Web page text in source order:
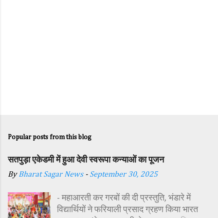
Popular posts from this blog
सतपुड़ा एकेडमी में हुआ देवी स्वरूपा कन्याओं का पूजन
ByBharat Sagar News - September 30, 2025
- महाआरती कर गरबों की दी प्रस्तुति, भंडारे में
विद्यार्थियों ने फरियाली प्रसाद ग्रहण किया भारत